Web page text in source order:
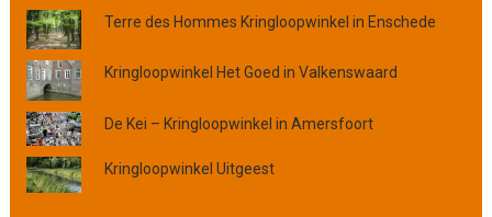
i
n
c
i
e
o
f
o
r
Terre des Hommes Kringloopwinkel in Enschede
Kringloopwinkel Het Goed in Valkenswaard
De Kei – Kringloopwinkel in Amersfoort
Kringloopwinkel Uitgeest